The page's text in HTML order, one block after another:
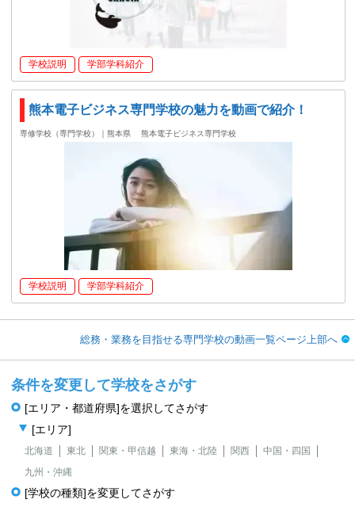
学校説明 学部学科紹介
熊本電子ビジネス専門学校の魅力を動画で紹介！
専修学校（専門学校）｜熊本県 熊本電子ビジネス専門学校
学校説明 学部学科紹介
総務・業務を目指せる専門学校の動画一覧ページ上部へ
条件を変更して学校をさがす
[エリア・都道府県]を選択してさがす
[エリア]
北海道 東北 関東・甲信越 東海・北陸 関西
中国・四国
九州・沖縄
[学校の種類]を変更してさがす